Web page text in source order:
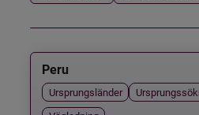
Peru
Ursprungsländer